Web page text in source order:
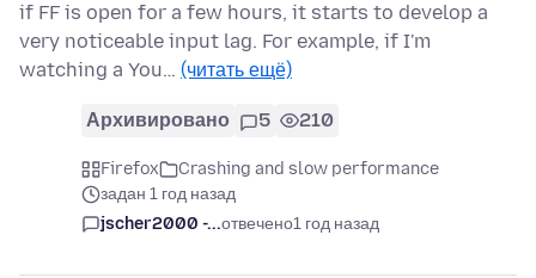
if FF is open for a few hours, it starts to develop a
very noticeable input lag. For example, if I'm
watching a You… (читать ещё)
Архивировано 5 210
Firefox
Crashing and slow performance
задан 1 год назад
jscher2000 -...отвечено1 год назад